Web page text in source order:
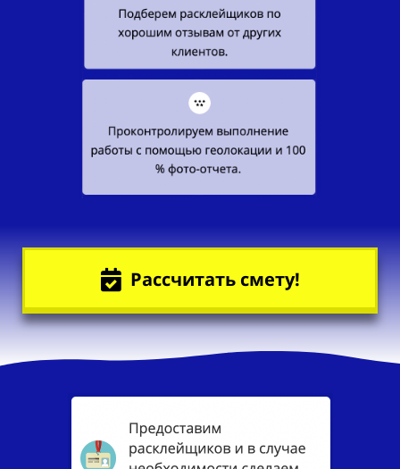
Рассчитать смету!